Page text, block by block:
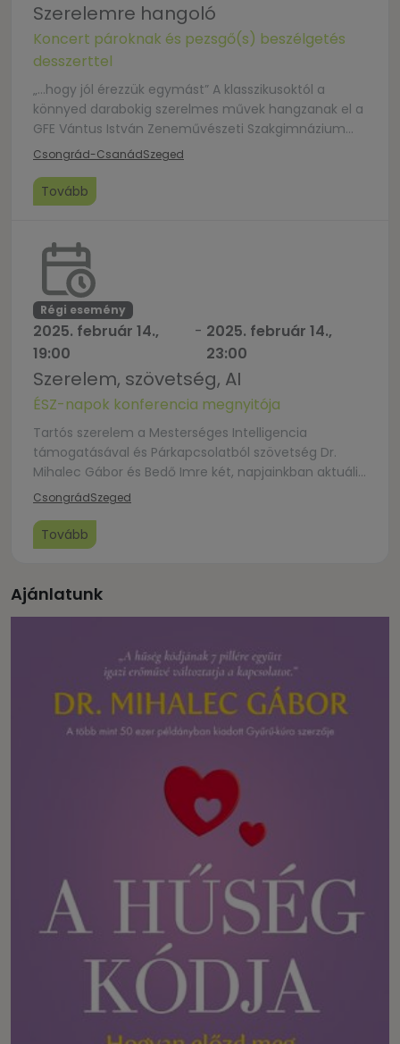
Szerelemre hangoló
Koncert pároknak és pezsgő(s) beszélgetés
desszerttel
„…hogy jól érezzük egymást” A klasszikusoktól a
könnyed darabokig szerelmes művek hangzanak el a
GFE Vántus István Zeneművészeti Szakgimnázium
művésztanárainak és tehetséges növendékeinek
érdekességekkel. A koncert után pezsgővel és édes
meglepetéssel kínáljuk a közönséget. 17.30-tól
előzetes jelentkezéssel. Jelentkezés február 12-ig az
alábbi űrlap kitöltésével: Szerelemre hangoló […]
Csongrád-CsanádSzeged
Tovább
Régi esemény
2025. február 14.,
19:00
- 2025. február 14.,
23:00
Szerelem, szövetség, AI
ÉSZ-napok konferencia megnyitója
Tartós szerelem a Mesterséges Intelligencia
támogatásával és Párkapcsolatból szövetség Dr.
Mihalec Gábor és Bedő Imre két, napjainkban aktuális
témakört dolgoz fel egy-egy előadásban,
most kezdő fiatalok számára. Az előadásaik után egy
pódiumbeszélgetés keretei között lehetőség lesz a
amelynek gondolatait egy hangulatos teaházban
CsongrádSzeged
Tovább
Ajánlatunk